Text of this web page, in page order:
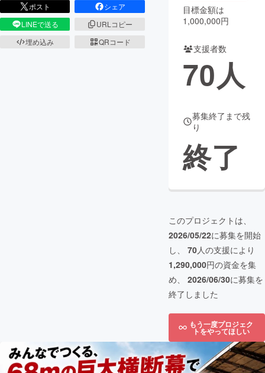
CAMPFIREふるさと納税
コミュニティ
ポスト
シェア
LINEで送る
URLコピー
埋め込み
QRコード
目標金額は
1,000,000円
支援者数
70人
募集終了まで残
り
終了
このプロジェクトは、
2026/05/22に募集を開始
し、 70人の支援により
1,290,000円の資金を集
め、 2026/06/30に募集を
終了しました
もう一度プロジェク
トをやってほしい